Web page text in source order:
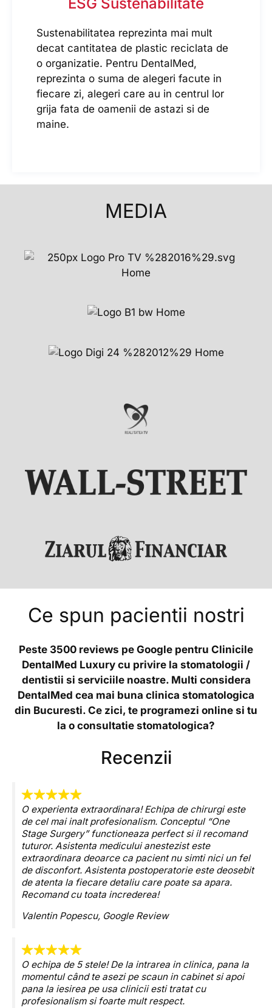
Sustenabilitatea reprezinta mai mult
decat cantitatea de plastic reciclata de
o organizatie. Pentru DentalMed,
reprezinta o suma de alegeri facute in
fiecare zi, alegeri care au in centrul lor
grija fata de oamenii de astazi si de
maine.
MEDIA
Ce spun pacientii nostri
Peste 3500 reviews pe Google pentru Clinicile
DentalMed Luxury cu privire la stomatologii /
dentistii si serviciile noastre. Multi considera
DentalMed cea mai buna clinica stomatologica
din Bucuresti. Ce zici, te programezi online si tu
la o consultatie stomatologica?
Recenzii
O experienta extraordinara! Echipa de chirurgi este
de cel mai inalt profesionalism. Conceptul “One
Stage Surgery” functioneaza perfect si il recomand
tuturor. Asistenta medicului anestezist este
extraordinara deoarce ca pacient nu simti nici un fel
de disconfort. Asistenta postoperatorie este deosebit
de atenta la fiecare detaliu care poate sa apara.
Recomand cu toata increderea!
Valentin Popescu, Google Review
O echipa de 5 stele! De la intrarea in clinica, pana la
momentul când te asezi pe scaun in cabinet si apoi
pana la iesirea pe usa clinicii esti tratat cu
profesionalism si foarte mult respect.